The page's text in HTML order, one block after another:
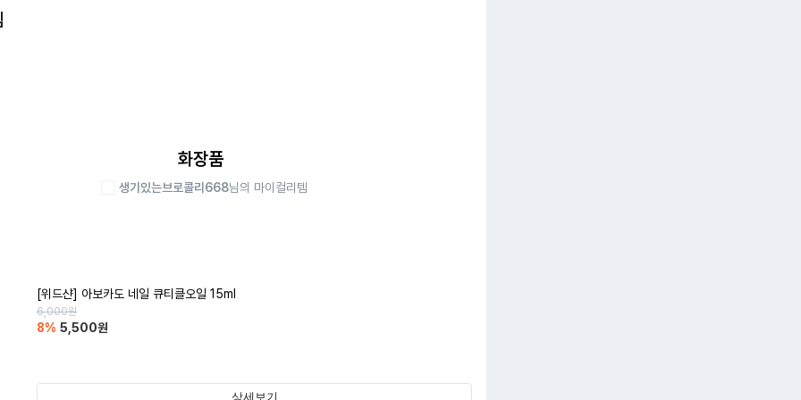
화장품
생기있는브로콜리668님의 마이컬리템
[위드샨] 아보카도 네일 큐티클오일 15ml
6,000원
8% 5,500원
상세보기